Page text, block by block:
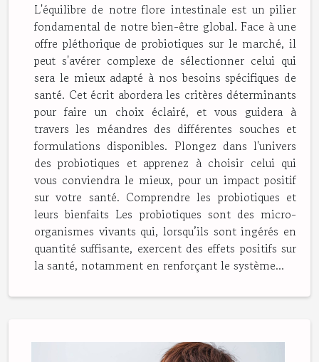
L'équilibre de notre flore intestinale est un pilier
fondamental de notre bien-être global. Face à une
offre pléthorique de probiotiques sur le marché, il
peut s'avérer complexe de sélectionner celui qui
sera le mieux adapté à nos besoins spécifiques de
santé. Cet écrit abordera les critères déterminants
pour faire un choix éclairé, et vous guidera à
travers les méandres des différentes souches et
formulations disponibles. Plongez dans l'univers
des probiotiques et apprenez à choisir celui qui
vous conviendra le mieux, pour un impact positif
sur votre santé. Comprendre les probiotiques et
leurs bienfaits Les probiotiques sont des micro-
organismes vivants qui, lorsqu’ils sont ingérés en
quantité suffisante, exercent des effets positifs sur
la santé, notamment en renforçant le système...